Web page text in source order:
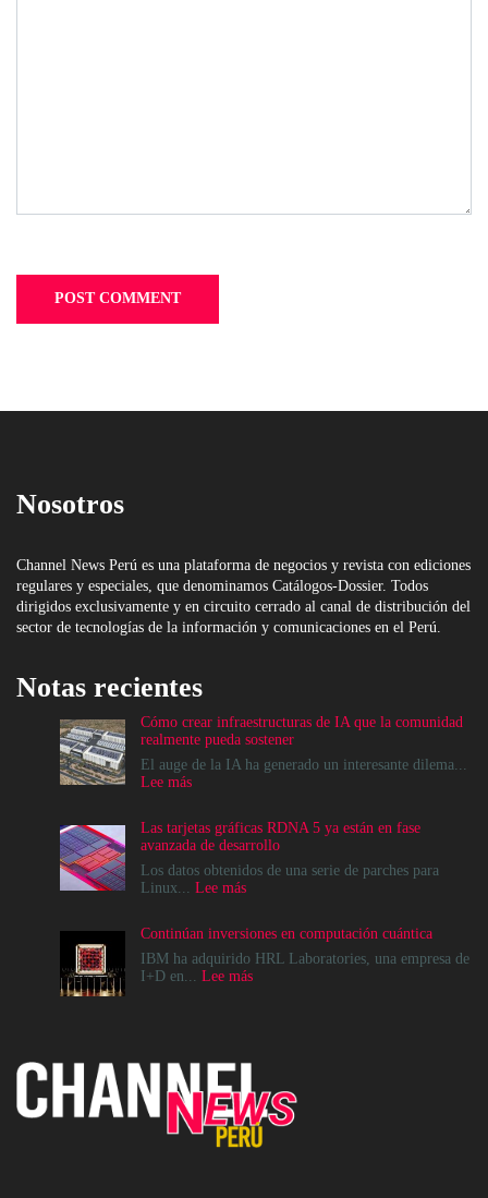
Nosotros
Channel News Perú es una plataforma de negocios y revista con ediciones
regulares y especiales, que denominamos Catálogos-Dossier. Todos
dirigidos exclusivamente y en circuito cerrado al canal de distribución del
sector de tecnologías de la información y comunicaciones en el Perú.
Notas recientes
Cómo crear infraestructuras de IA que la comunidad
realmente pueda sostener
El auge de la IA ha generado un interesante dilema...
Lee más:
infraestructuras
de
IA
que
realmente
pueda
sostener
Las tarjetas gráficas RDNA 5 ya están en fase
avanzada de desarrollo
Los datos obtenidos de una serie de parches para
Linux... Lee más:
gráficas
RDNA
5
avanzada
desarrollo
Continúan inversiones en computación cuántica
IBM ha adquirido HRL Laboratories, una empresa de
I+D en... Lee más: